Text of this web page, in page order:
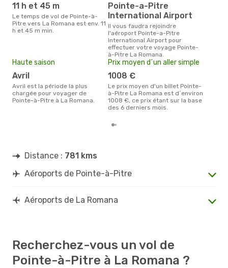
11 h et 45 m
Le temps de vol de Pointe-à-
Pitre vers La Romana est env. 11
h et 45 m min.
Pointe-a-Pitre
International Airport
Il vous faudra rejoindre
l'aéroport Pointe-a-Pitre
International Airport pour
effectuer votre voyage Pointe-
à-Pitre La Romana.
Haute saison
avril
avril est la période la plus
chargée pour voyager de
Pointe-à-Pitre à La Romana.
Prix moyen d´un aller simple
1008 €
Le prix moyen d'un billet Pointe-
à-Pitre La Romana est d´environ
1008 €, ce prix étant sur la base
des 6 derniers mois.
Distance : 781 kms
Aéroports de Pointe-à-Pitre
Aéroports de La Romana
Recherchez-vous un vol de
Pointe-à-Pitre à La Romana ?